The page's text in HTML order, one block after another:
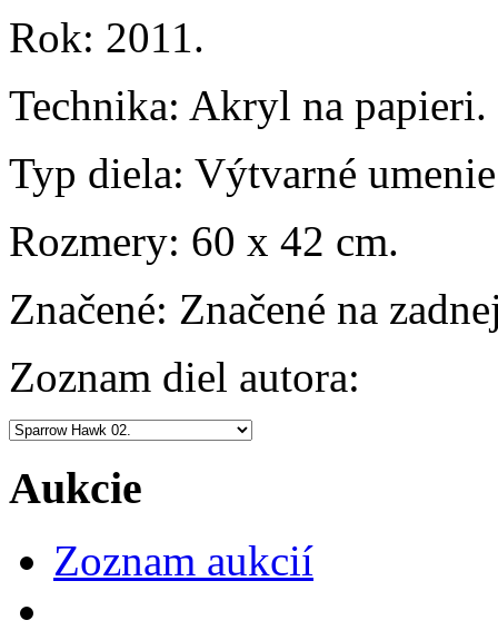
Rok: 2011.
Technika: Akryl na papieri.
Typ diela: Výtvarné umenie
Rozmery: 60 x 42 cm.
Značené: Značené na
Zoznam diel autora:
Aukcie
Zoznam aukcií